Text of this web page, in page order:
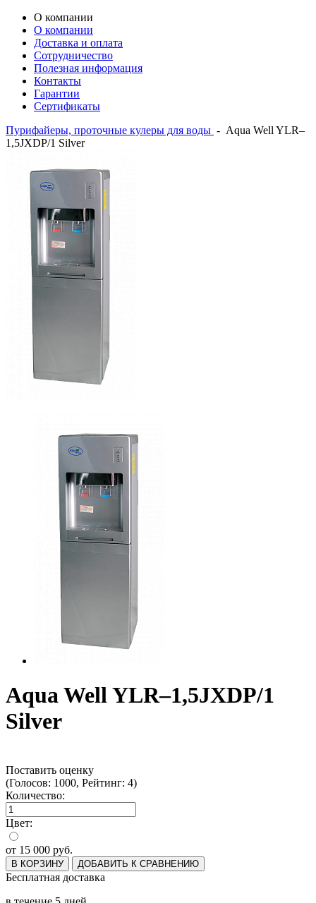
О компании
О компании
Доставка и оплата
Сотрудничество
Полезная информация
Контакты
Гарантии
Сертификаты
Пурифайеры, проточные кулеры для воды - Aqua Well YLR–
1,5JXDP/1 Silver
Aqua Well YLR–1,5JXDP/1
Silver
Поставить оценку
(Голосов: 1000, Рейтинг: 4)
Количество:
Цвет:
от 15 000 руб.
В КОРЗИНУ ДОБАВИТЬ К СРАВНЕНИЮ
Бесплатная доставка